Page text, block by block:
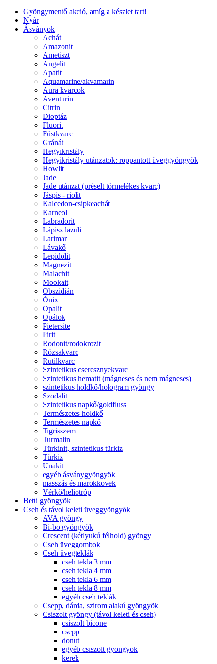
Gyöngymentő akció, amíg a készlet tart!
Nyár
Ásványok
Achát
Amazonit
Ametiszt
Angelit
Apatit
Aquamarine/akvamarin
Aura kvarcok
Aventurin
Citrin
Dioptáz
Fluorit
Füstkvarc
Gránát
Hegyikristály
Hegyikristály utánzatok: roppantott üveggyöngyök
Howlit
Jade
Jade utánzat (préselt törmelékes kvarc)
Jáspis - riolit
Kalcedon-csipkeachát
Karneol
Labradorit
Lápisz lazuli
Larimar
Lávakő
Lepidolit
Magnezit
Malachit
Mookait
Obszidián
Ónix
Opalit
Opálok
Pietersite
Pirit
Rodonit/rodokrozit
Rózsakvarc
Rutilkvarc
Szintetikus cseresznyekvarc
Szintetikus hematit (mágneses és nem mágneses)
szintetikus holdkő/hologram gyöngy
Szodalit
Szintetikus napkő/goldfluss
Természetes holdkő
Természetes napkő
Tigrisszem
Turmalin
Türkinit, szintetikus türkiz
Türkiz
Unakit
egyéb ásványgyöngyök
masszás és marokkövek
Vérkő/heliotróp
Betű gyöngyök
Cseh és távol keleti üveggyöngyök
AVA gyöngy
Bi-bo gyöngyök
Crescent (kétlyukú félhold) gyöngy
Cseh üveggombok
Cseh üvegteklák
cseh tekla 3 mm
cseh tekla 4 mm
cseh tekla 6 mm
cseh tekla 8 mm
egyéb cseh teklák
Csepp, dárda, szirom alakú gyöngyök
Csiszolt gyöngy (távol keleti és cseh)
csiszolt bicone
csepp
donut
egyéb csiszolt gyöngyök
kerek